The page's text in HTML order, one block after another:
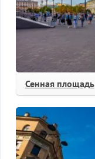
Сенная площадь